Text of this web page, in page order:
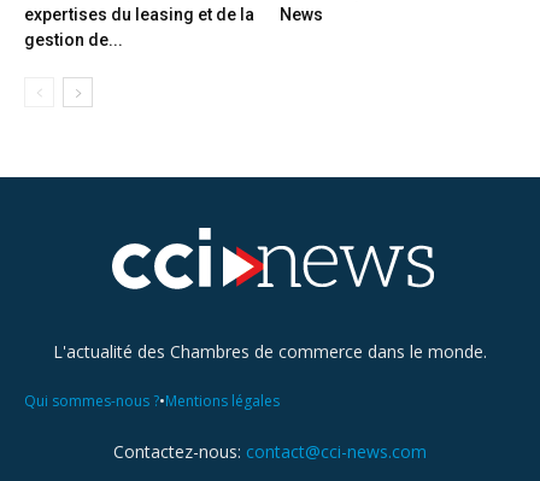
expertises du leasing et de la
gestion de...
News
L'actualité des Chambres de commerce dans le monde.
Qui sommes-nous ?•Mentions légales
Contactez-nous: contact@cci-news.com